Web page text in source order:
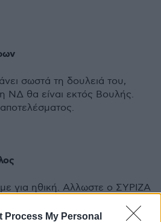
Process My Personal
σωστά τη δουλειά του,
ΝΔ θα είναι εκτός Βουλής.
για ηθική. Αλλωστε ο ΣΥΡΙΖΑ
με το κόμμα σου,.